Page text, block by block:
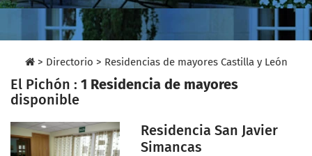
> Directorio > Residencias de mayores Castilla y León
El Pichón : 1 Residencia de mayores
disponible
Residencia San Javier
Simancas